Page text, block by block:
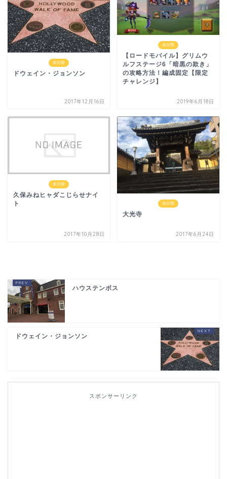
未分類
ドウェイン・ジョンソン
2017年12月16日
未分類
【ロードモバイル】グリムウ
ルフステージ6「暗黒の欺き」
の攻略方法！編成固定【限定
チャレンジ】
2019年6月18日
未分類
久保みねヒャダこじらせナイ
ト
2017年10月28日
未分類
大光寺
2017年6月24日
ハウステンボス
ドウェイン・ジョンソン
スポンサーリンク